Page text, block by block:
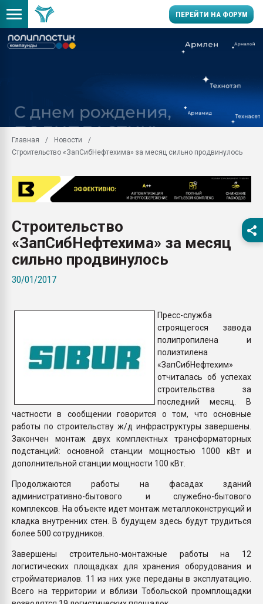
ПЕРЕЙТИ НА ФОРУМ
заводу пластмасс"
Подмосковье, Москва
28.07.2026
28.07.2026
ситуацией на
ПЕРЕЙТИ НА
Главная
Новости
Строительство «ЗапСибНефтехима» за месяц сильно продвинулось
Строительство
«ЗапСибНефтехима» за месяц
сильно продвинулось
30/01/2017
Пресс-служба
строящегося завода
полипропилена и
полиэтилена
«ЗапСибНефтехим»
отчиталась об успехах
строительства за
последний месяц. В
частности в сообщении говорится о том, что основные
работы по строительству ж/д инфраструктуры завершены.
Закончен монтаж двух комплектных трансформаторных
подстанций: основной станции мощностью 1000 кВт и
дополнительной станции мощности 100 кВт.
Продолжаются работы на фасадах зданий
административно-бытового и служебно-бытового
комплексов. На объекте идет монтаж металлоконструкций и
кладка внутренних стен. В будущем здесь будут трудиться
более 500 сотрудников.
Завершены строительно-монтажные работы на 12
логистических площадках для хранения оборудования и
стройматериалов. 11 из них уже переданы в эксплуатацию.
Всего на территории и вблизи Тобольской промплощадки